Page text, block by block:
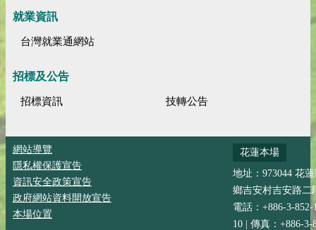
就業資訊
台灣就業通網站
招標及公告
招標資訊 技轉公告
網站導覽
隱私權保護宣告
資訊安全政策宣告
政府網站資料開放宣告
本場位置
花蓮本場
地址：973044 花
鄉吉安村吉安路二
電話：+886-3-852-
10 | 傳真：+886-3-